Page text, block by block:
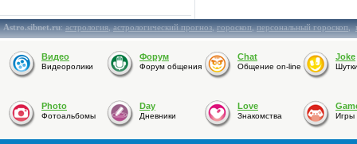
Astro.sibnet.ru:астрология,астрологический прогноз,гороскоп,персональный гороскоп,
Видео
Видеоролики
Форум
Форум общения
Chat
Общение on-line
Joke
Photo
Фотоальбомы
Day
Дневники
Love
Знакомства Игры